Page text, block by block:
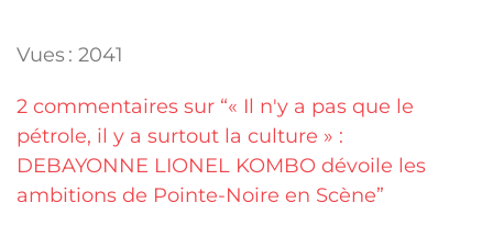
Vues : 2041
2 commentaires sur “« Il n'y a pas que le
pétrole, il y a surtout la culture » :
DEBAYONNE LIONEL KOMBO dévoile les
ambitions de Pointe-Noire en Scène”